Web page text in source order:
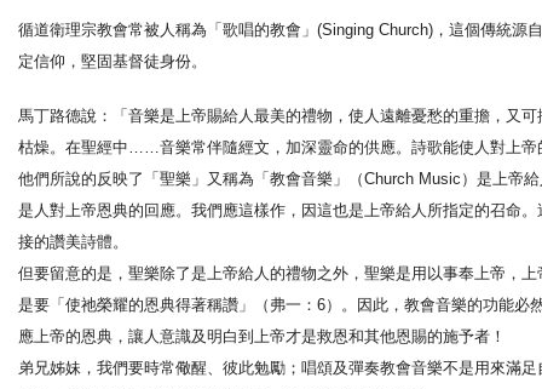
循道衛理宗教會常被人稱為「歌唱的教會」(Singing Church)，這個傳統
定信仰，堅固基督徒身份。
馬丁路德說：「音樂是上帝賜給人最美的禮物，使人遠離憂愁的重擔，又
枯燥。在聖經中……音樂常伴隨經文，加深靈命的供應。詩歌能使人對上帝
他們所說的反映了「聖樂」又稱為「教會音樂」（Church Music）是上帝
是人對上帝恩典的回應。我們應這樣作，因這也是上帝給人所指定的召命
接的讚美詩體。
但要留意的是，聖樂除了是上帝給人的禮物之外，聖樂是用以事奉上帝，
是要「使祂榮耀的恩典得著稱讚」（弗一：6）。因此，教會音樂的功能
應上帝的恩典，讓人意識及明白到上帝才是救恩和其他恩賜的施予者！
弟兄姊妹，我們要時常儆醒、彼此勉勵；唱頌及彈奏教會音樂不是用來滿